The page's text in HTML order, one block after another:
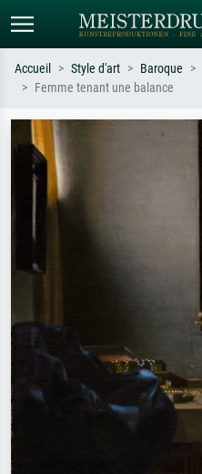
Recherchez par artiste, titre ou style –
ex. Monet, Nuit étoilée,
impressionnisme, vague de Hokusai,
Accueil Style d'art Baroque
Femme tenant une balance